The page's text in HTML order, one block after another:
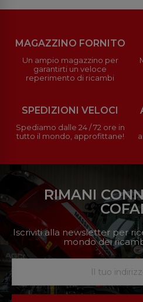
MAGAZZINO FORNITO
Un ampio magazzino per
garantirti un veloce
reperimento di ricambi
SPEDIZIONI VELOCI
Spediamo dalle 24 / 72 ore in
tutto il mondo, approfittane!
RIMANI
Iscriviti alla newsletter per
mondo dei